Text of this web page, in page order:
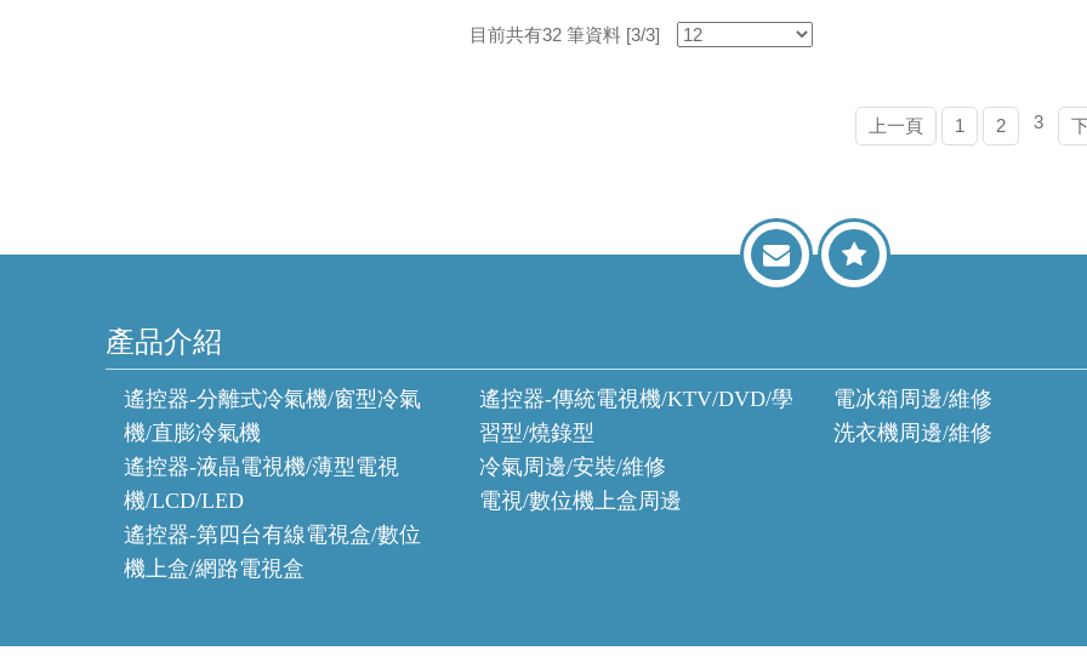
目前共有32 筆資料 [3/3]
上一頁 1 2 3
產品介紹
遙控器-分離式冷氣機/窗型冷氣
機/直膨冷氣機
遙控器-液晶電視機/薄型電視
機/LCD/LED
遙控器-第四台有線電視盒/數位
機上盒/網路電視盒
遙控器-傳統電視機/KTV/DVD/學
習型/燒錄型
冷氣周邊/安裝/維修
電視/數位機上盒周邊
電冰箱周邊/維修
洗衣機周邊/維修